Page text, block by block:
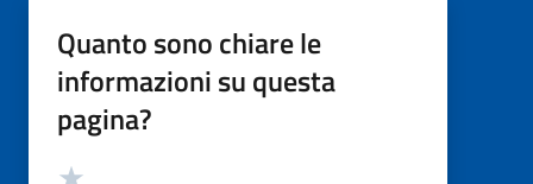
Quanto sono chiare le
informazioni su questa
pagina?
Valutazione